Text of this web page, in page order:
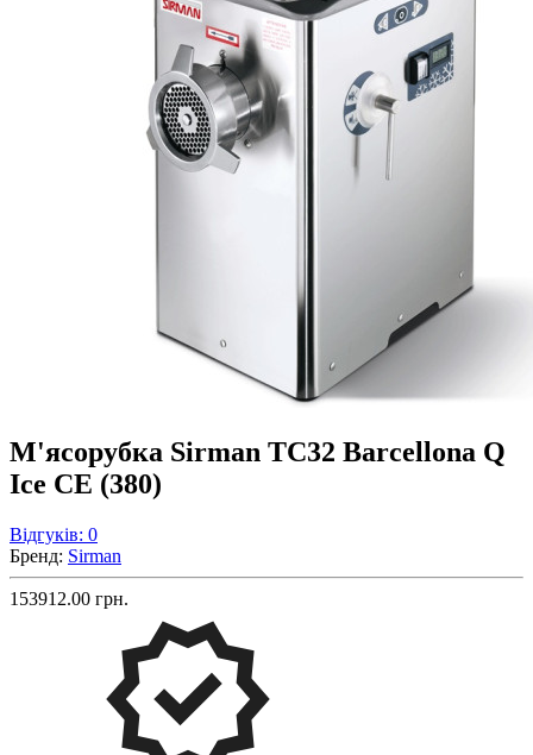
М'ясорубка Sirman TC32 Barcellona Q
Ice СЕ (380)
Відгуків: 0
Бренд: Sirman
153912.00 грн.